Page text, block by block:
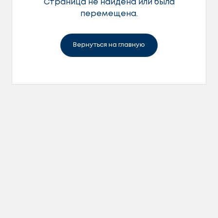
Страница не найдена или была
перемещена.
Вернуться на главную